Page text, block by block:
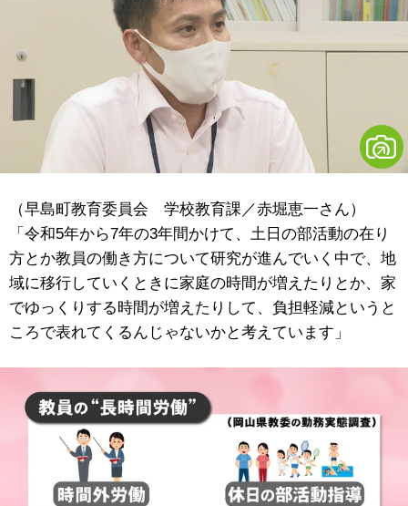
（早島町教育委員会 学校教育課／赤堀恵一さん）
「令和5年から7年の3年間かけて、土日の部活動の在り
方とか教員の働き方について研究が進んでいく中で、地
域に移行していくときに家庭の時間が増えたりとか、家
でゆっくりする時間が増えたりして、負担軽減というと
ころで表れてくるんじゃないかと考えています」